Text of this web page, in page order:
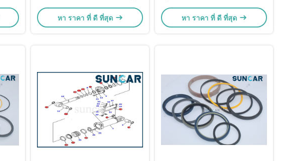
ซ่อมซีลกระบอกสูบ
หา ราคา ที่ ดี ที่สุด
เกรดเดอร์ C.A.T. รุ่น 120K 120M
12H 12H ES 12H NA 12K 12M
หา ราคา ที่ ดี ที่สุด